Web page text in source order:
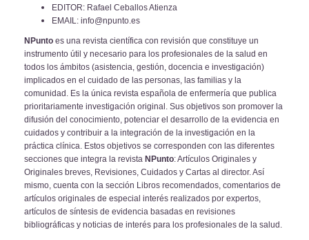
EDITOR: Rafael Ceballos Atienza
EMAIL: info@npunto.es
NPunto es una revista científica con revisión que constituye un
instrumento útil y necesario para los profesionales de la salud en
todos los ámbitos (asistencia, gestión, docencia e investigación)
implicados en el cuidado de las personas, las familias y la
comunidad. Es la única revista española de enfermería que publica
prioritariamente investigación original. Sus objetivos son promover la
difusión del conocimiento, potenciar el desarrollo de la evidencia en
cuidados y contribuir a la integración de la investigación en la
práctica clínica. Estos objetivos se corresponden con las diferentes
secciones que integra la revista NPunto: Artículos Originales y
Originales breves, Revisiones, Cuidados y Cartas al director. Así
mismo, cuenta con la sección Libros recomendados, comentarios de
artículos originales de especial interés realizados por expertos,
artículos de síntesis de evidencia basadas en revisiones
bibliográficas y noticias de interés para los profesionales de la salud.